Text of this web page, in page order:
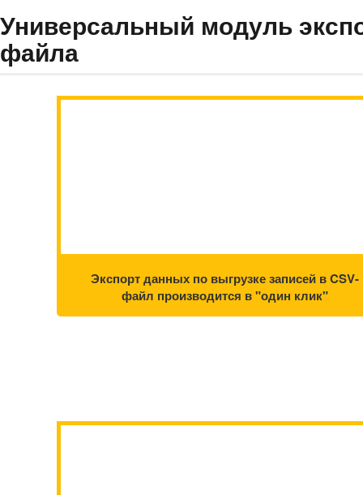
Универсальный модуль
файла
Экспорт данных по выгрузке записей в CSV-
файл производится в "один клик"